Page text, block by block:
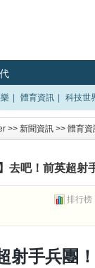
體育資訊 科技世
>> 新聞資訊 >> 體育資
去吧！前英超射
排行榜
射手兵團！